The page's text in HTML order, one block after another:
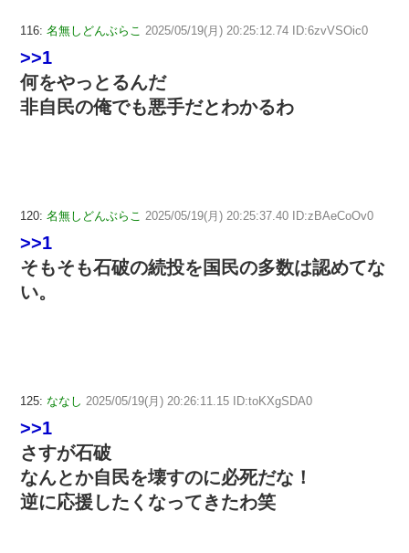
116: 名無しどんぶらこ 2025/05/19(月) 20:25:12.74 ID:6zvVSOic0
>>1
何をやっとるんだ
非自民の俺でも悪手だとわかるわ
120: 名無しどんぶらこ 2025/05/19(月) 20:25:37.40 ID:zBAeCoOv0
>>1
そもそも石破の続投を国民の多数は認めてな
い。
125: ななし 2025/05/19(月) 20:26:11.15 ID:toKXgSDA0
>>1
さすが石破
なんとか自民を壊すのに必死だな！
逆に応援したくなってきたわ笑